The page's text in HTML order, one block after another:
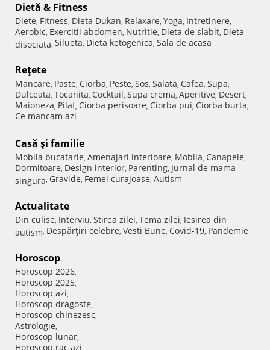
Dietă & Fitness
Diete, Fitness, Dieta Dukan, Relaxare, Yoga, Intretinere,
Aerobic, Exercitii abdomen, Nutritie, Dieta de slabit, Dieta
disociata, Silueta, Dieta ketogenica, Sala de acasa
Reţete
Mancare, Paste, Ciorba, Peste, Sos, Salata, Cafea, Supa,
Dulceata, Tocanita, Cocktail, Supa crema, Aperitive, Desert,
Maioneza, Pilaf, Ciorba perisoare, Ciorba pui, Ciorba burta,
Ce mancam azi
Casă şi familie
Mobila bucatarie, Amenajari interioare, Mobila, Canapele,
Dormitoare, Design interior, Parenting, Jurnal de mama
singura, Gravide, Femei curajoase, Autism
Actualitate
Din culise, Interviu, Stirea zilei, Tema zilei, Iesirea din
autism, Despărţiri celebre, Vesti Bune, Covid-19, Pandemie
Horoscop
Horoscop 2026,
Horoscop 2025,
Horoscop azi,
Horoscop dragoste,
Horoscop chinezesc,
Astrologie,
Horoscop lunar,
Horoscop rac azi